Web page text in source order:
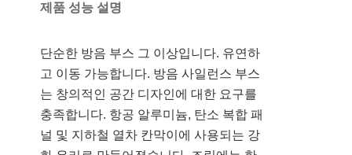
제품 성능 설명
단순한 방음 부스 그 이상입니다. 유연하
고 이동 가능합니다. 방음 사일런스 부스
는 창의적인 공간 디자인에 대한 요구를
충족합니다. 항공 알루미늄, 탄소 복합 패
널 및 지하철 열차 칸막이에 사용되는 강